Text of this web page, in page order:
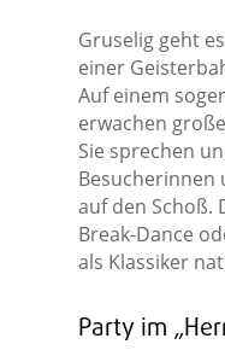
Gruselig geht
einer
Auf einem
erwachen
Sie sprechen
Besucherinnen
auf den Schoß.
Break-Dance
als Klassiker
Party im